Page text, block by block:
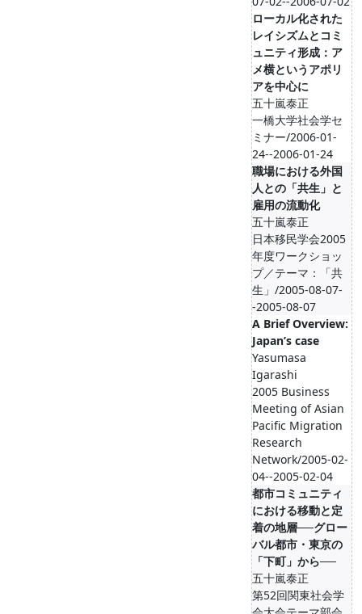
ローカル化された
レイシズムとコミ
ュニティ形成：ア
メ横というアポリ
アを中心に
五十嵐泰正
一橋大学社会学セ
ミナー/2006-01-
24--2006-01-24
職場における外国
人との「共生」と
雇用の流動化
五十嵐泰正
日本移民学会2005
年度ワークショッ
プ／テーマ：「共
生」/2005-08-07-
-2005-08-07
A Brief Overview:
Japan’s case
Yasumasa
Igarashi
2005 Business
Meeting of Asian
Pacific Migration
Research
Network/2005-02-
04--2005-02-04
都市コミュニティ
における移動と定
着の地層──グロー
バル都市・東京の
「下町」から──
五十嵐泰正
第52回関東社会学